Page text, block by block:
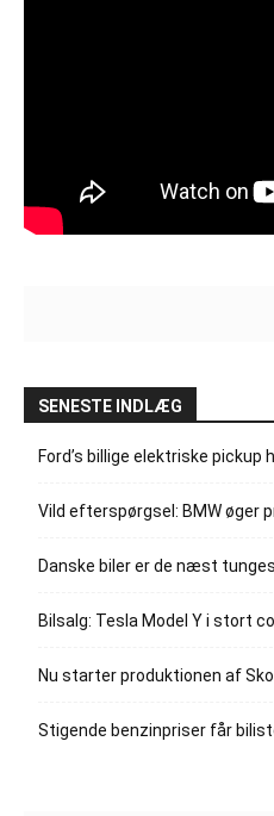
SENESTE INDLÆG
Ford’s billige elektriske pickup
Vild efterspørgsel: BMW øger
Danske biler er de næst
Bilsalg: Tesla Model Y i stort
Nu starter produktionen af
Stigende benzinpriser får